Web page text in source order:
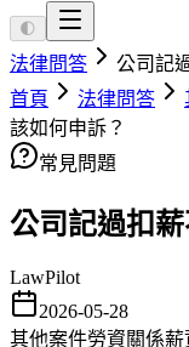
🌓
法律問答
公司記
首頁
法律問答
該如何申訴？
常見問題
公司記過扣
LawPilot
2026-05-28
其他案件勞資關係薪